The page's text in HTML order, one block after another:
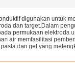
digunakan untuk
dan target.Dalam
permukaan elektroda
air memfasilitasi
dan gel yang